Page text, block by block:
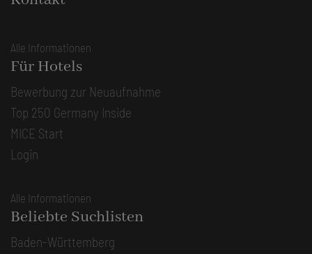
Alle Informationen
Für Hotels
Bewerbung zur Neuaufnahme
Top 250 Germany Inside
MICE Start
Login
Alle Informationen
Beliebte Suchlisten
Baden-Württemberg